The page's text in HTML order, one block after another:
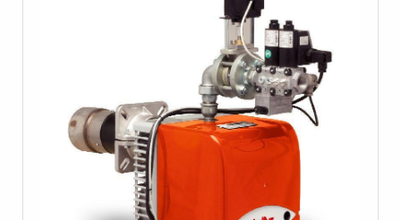
em queimadores de fornos industriais e manutenção
corretiva para queimadores, focando em tecnologia e
desenvolvimento no que gera resultado ao
cliente.Sem trocar o foco sobre manutenção de
queimadores, deve-se descartar empresas que não
tenham produtos e serviços com ótima qualidade e
proteção, características simples, mas que mostram
o comprometimento da empresa com seus clientes.É
importante lembrar que o serviço deve sempre ser